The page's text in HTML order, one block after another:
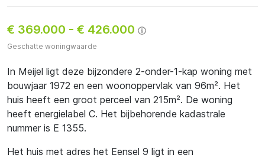
€ 369.000 - € 426.000
Geschatte woningwaarde
In Meijel ligt deze bijzondere 2-onder-1-kap woning met
bouwjaar 1972 en een woonoppervlak van 96m². Het
huis heeft een groot perceel van 215m². De woning
heeft energielabel C. Het bijbehorende kadastrale
nummer is E 1355.
Het huis met adres het Eensel 9 ligt in een